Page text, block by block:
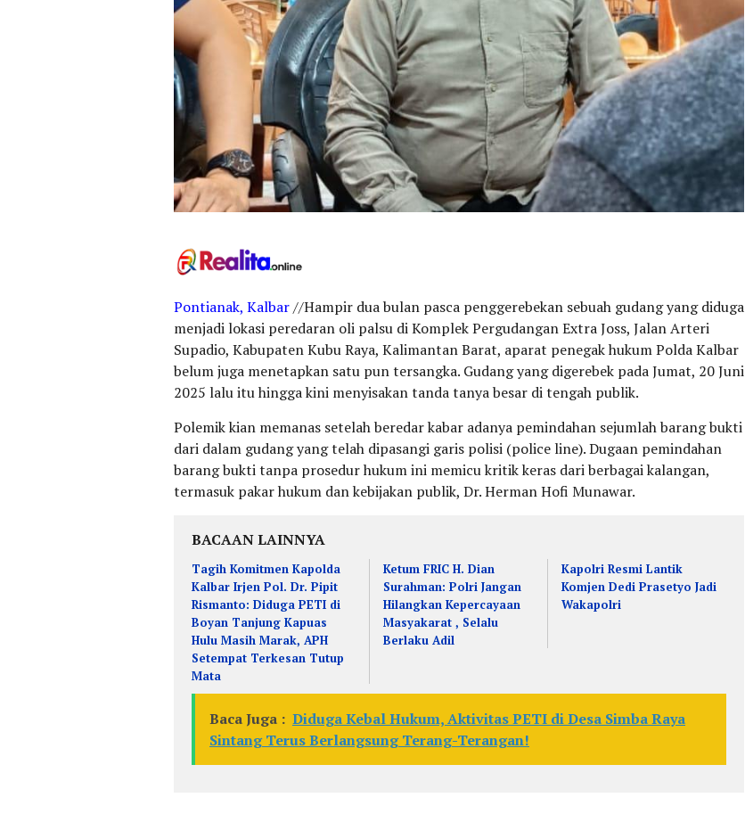
Pontianak, Kalbar//Hampir dua bulan pasca penggerebekan sebuah gudang yang diduga
menjadi lokasi peredaran oli palsu di Komplek Pergudangan Extra Joss, Jalan Arteri
Supadio, Kabupaten Kubu Raya, Kalimantan Barat, aparat penegak hukum Polda Kalbar
belum juga menetapkan satu pun tersangka. Gudang yang digerebek pada Jumat, 20 Juni
2025 lalu itu hingga kini menyisakan tanda tanya besar di tengah publik.
Polemik kian memanas setelah beredar kabar adanya pemindahan sejumlah barang bukti
dari dalam gudang yang telah dipasangi garis polisi (police line). Dugaan pemindahan
barang bukti tanpa prosedur hukum ini memicu kritik keras dari berbagai kalangan,
termasuk pakar hukum dan kebijakan publik, Dr. Herman Hofi Munawar.
BACAAN LAINNYA
Tagih Komitmen Kapolda
Kalbar Irjen Pol. Dr. Pipit
Rismanto: Diduga PETI di
Boyan Tanjung Kapuas
Hulu Masih Marak, APH
Setempat Terkesan Tutup
Mata
Ketum FRIC H. Dian
Surahman: Polri Jangan
Hilangkan Kepercayaan
Masyakarat , Selalu
Berlaku Adil
Kapolri Resmi Lantik
Komjen Dedi Prasetyo Jadi
Wakapolri
Baca Juga : Diduga Kebal Hukum, Aktivitas PETI di Desa Simba Raya
Sintang Terus Berlangsung Terang-Terangan!